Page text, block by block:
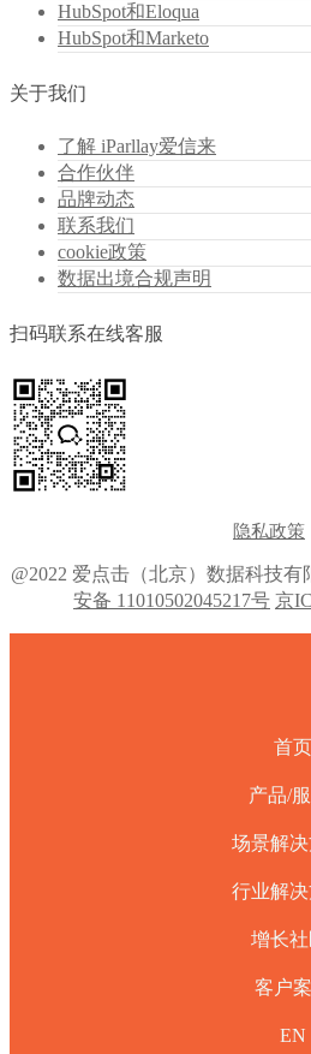
HubSpot和Eloqua
HubSpot和Marketo
关于我们
了解 iParllay爱信来
合作伙伴
品牌动态
联系我们
cookie政策
数据出境合规声明
扫码联系在线客服
隐私政策
@2022 爱点击（北京）数据科技
安备 11010502045217号 京
首页
产品/
场景解
行业解
增长
客户
EN